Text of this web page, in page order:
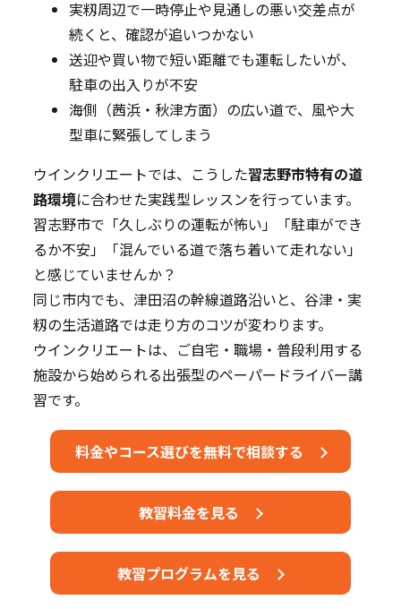
実籾周辺で一時停止や見通しの悪い交差点が
続くと、確認が追いつかない
送迎や買い物で短い距離でも運転したいが、
駐車の出入りが不安
海側（茜浜・秋津方面）の広い道で、風や大
型車に緊張してしまう
ウインクリエートでは、こうした習志野市特有の道
路環境に合わせた実践型レッスンを行っています。
習志野市で「久しぶりの運転が怖い」「駐車ができ
るか不安」「混んでいる道で落ち着いて走れない」
と感じていませんか？
同じ市内でも、津田沼の幹線道路沿いと、谷津・実
籾の生活道路では走り方のコツが変わります。
ウインクリエートは、ご自宅・職場・普段利用する
施設から始められる出張型のペーパードライバー講
習です。
料金やコース選びを無料で相談する
教習料金を見る
教習プログラムを見る